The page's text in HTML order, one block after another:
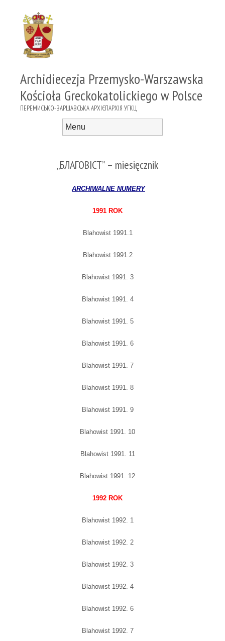
Archidiecezja Przemysko-Warszawska
Kościoła Greckokatolickiego w Polsce
ПЕРЕМИСЬКО-ВАРШАВСЬКА АРХІЄПАРХІЯ УГКЦ
„БЛАГОВІСТ” – miesięcznik
ARCHIWALNE NUMERY
1991 ROK
Blahowist 1991.1
Blahowist 1991.2
Blahowist 1991. 3
Blahowist 1991. 4
Blahowist 1991. 5
Blahowist 1991. 6
Blahowist 1991. 7
Blahowist 1991. 8
Blahowist 1991. 9
Blahowist 1991. 10
Blahowist 1991. 11
Blahowist 1991. 12
1992 ROK
Blahowist 1992. 1
Blahowist 1992. 2
Blahowist 1992. 3
Blahowist 1992. 4
Blahowist 1992. 6
Blahowist 1992. 7